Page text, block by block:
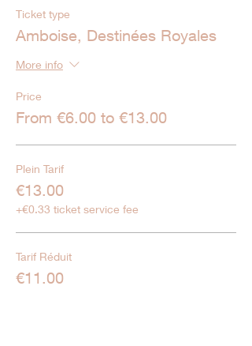
Ticket type
Amboise, Destinées Royales
More info
Price
From €6.00 to €13.00
Plein Tarif
€13.00
+€0.33 ticket service fee
Tarif Réduit
€11.00